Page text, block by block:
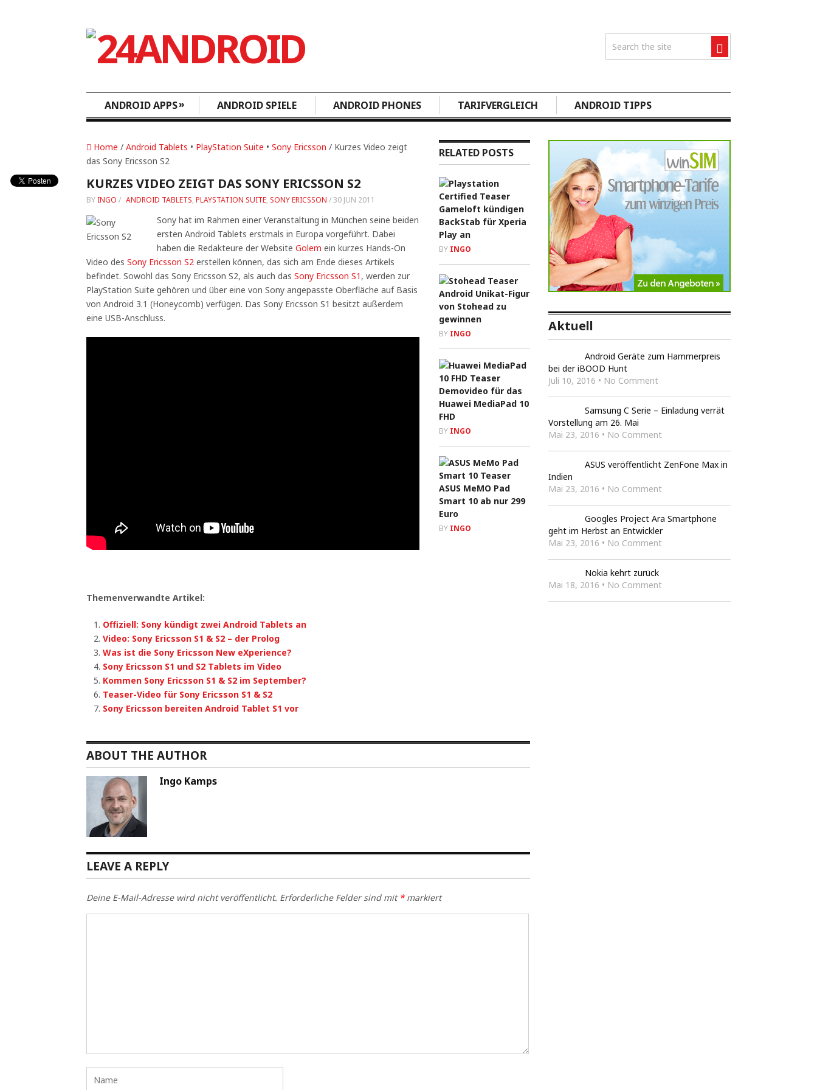
ANDROID APPS» ANDROID SPIELE ANDROID PHONES TARIFVERGLEICH ANDROID TIPPS
Home / Android Tablets • PlayStation Suite • Sony Ericsson / Kurzes Video zeigt
das Sony Ericsson S2
KURZES VIDEO ZEIGT DAS SONY ERICSSON S2
BY INGO / ANDROID TABLETS, PLAYSTATION SUITE, SONY ERICSSON /30 JUN 2011
Sony hat im Rahmen einer Veranstaltung in München seine beiden
ersten Android Tablets erstmals in Europa vorgeführt. Dabei
haben die Redakteure der Website Golem ein kurzes Hands-On
Video des Sony Ericsson S2 erstellen können, das sich am Ende dieses Artikels
befindet. Sowohl das Sony Ericsson S2, als auch das Sony Ericsson S1 , werden zur
PlayStation Suite gehören und über eine von Sony angepasste Oberfläche auf Basis
von Android 3.1 (Honeycomb) verfügen. Das Sony Ericsson S1 besitzt außerdem
eine USB-Anschluss.
Themenverwandte Artikel:
Offiziell: Sony kündigt zwei Android Tablets an
Video: Sony Ericsson S1 & S2 – der Prolog
Was ist die Sony Ericsson New eXperience?
Sony Ericsson S1 und S2 Tablets im Video
Kommen Sony Ericsson S1 & S2 im September?
Teaser-Video für Sony Ericsson S1 & S2
Sony Ericsson bereiten Android Tablet S1 vor
RELATED POSTS
Gameloft kündigen
BackStab für Xperia
Play an
BY INGO
Android Unikat-Figur
von Stohead zu
gewinnen
BY INGO
Demovideo für das
Huawei MediaPad 10
FHD
BY INGO
ASUS MeMO Pad
Smart 10 ab nur 299
Euro
BY INGO
ABOUT THE AUTHOR
Ingo Kamps
LEAVE A REPLY
Deine E-Mail-Adresse wird nicht veröffentlicht. Erforderliche Felder sind mit *markiert
Aktuell
Android Geräte zum Hammerpreis
bei der iBOOD Hunt
Juli 10, 2016 • No Comment
Samsung C Serie – Einladung verrät
Vorstellung am 26. Mai
Mai 23, 2016 • No Comment
ASUS veröffentlicht ZenFone Max in
Indien
Mai 23, 2016 • No Comment
Googles Project Ara Smartphone
geht im Herbst an Entwickler
Mai 23, 2016 • No Comment
Nokia kehrt zurück
Mai 18, 2016 • No Comment